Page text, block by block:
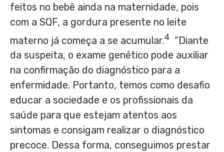
feitos no bebê ainda na maternidade, pois
com a SQF, a gordura presente no leite
materno já começa a se acumular.4 “Diante
da suspeita, o exame genético pode auxiliar
na confirmação do diagnóstico para a
enfermidade. Portanto, temos como desafio
educar a sociedade e os profissionais da
saúde para que estejam atentos aos
sintomas e consigam realizar o diagnóstico
precoce. Dessa forma, conseguimos prestar